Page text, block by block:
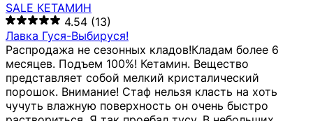
SALE КЕТАМИН
4.54 (13)
Лавка Гуся-Выбируся!
Распродажа не сезонных кладов!Кладам более 6
месяцев. Подъем 100%! Кетамин. Вещество
представляет собой мелкий кристалический
порошок. Внимание! Стаф нельзя класть на хоть
чучуть влажную поверхность он очень быстро